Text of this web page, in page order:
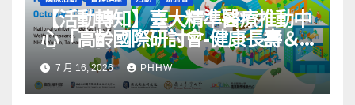
【活動轉知】臺大精準醫療推動中
心「高齡國際研討會-健康長壽＆
社區韌性」
7 月 16, 2026 PHHW